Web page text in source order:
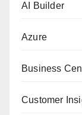
AI Builder
Azure
Business
Customer